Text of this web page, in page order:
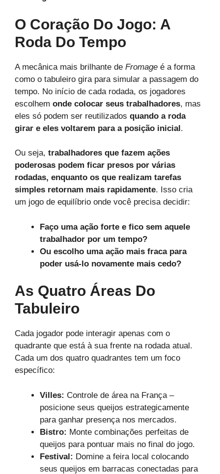
O Coração Do Jogo: A
Roda Do Tempo
A mecânica mais brilhante de Fromage é a forma
como o tabuleiro gira para simular a passagem do
tempo. No início de cada rodada, os jogadores
escolhem onde colocar seus trabalhadores, mas
eles só podem ser reutilizados quando a roda
girar e eles voltarem para a posição inicial.
Ou seja, trabalhadores que fazem ações
poderosas podem ficar presos por várias
rodadas, enquanto os que realizam tarefas
simples retornam mais rapidamente. Isso cria
um jogo de equilíbrio onde você precisa decidir:
Faço uma ação forte e fico sem aquele
trabalhador por um tempo?
Ou escolho uma ação mais fraca para
poder usá-lo novamente mais cedo?
As Quatro Áreas Do
Tabuleiro
Cada jogador pode interagir apenas com o
quadrante que está à sua frente na rodada atual.
Cada um dos quatro quadrantes tem um foco
específico:
Villes: Controle de área na França –
posicione seus queijos estrategicamente
para ganhar presença nos mercados.
Bistro: Monte combinações perfeitas de
queijos para pontuar mais no final do jogo.
Festival: Domine a feira local colocando
seus queijos em barracas conectadas para